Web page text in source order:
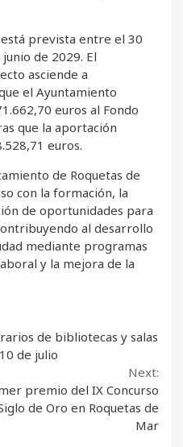
prevista entre el 30
de 2029. El
asciende a
el Ayuntamiento
euros al Fondo
que la aportación
euros.
de Roquetas de
con la formación, la
de oportunidades para
al desarrollo
mediante programas
y la mejora de la
de bibliotecas y salas
de julio
Next:
premio del IX Concurso
de Oro en Roquetas de
Mar